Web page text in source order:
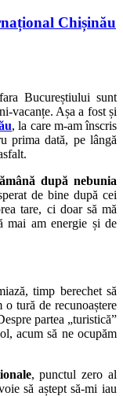
Chișinău
Bucureștiului sunt
vacanțe. Așa a fost și
, la care m-am înscris
prima dată, pe lângă
după nebunia
de bine după cei
tare, ci doar să mă
mai am energie și de
timp berechet să
tură de recunoaștere
partea „turistică”
acum să ne ocupăm
, punctul zero al
să aștept să-mi iau